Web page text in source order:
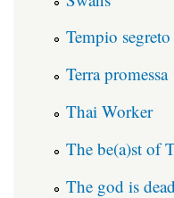
Tempio segreto
Terra promessa
Thai Worker
The be(a)st of
The god is